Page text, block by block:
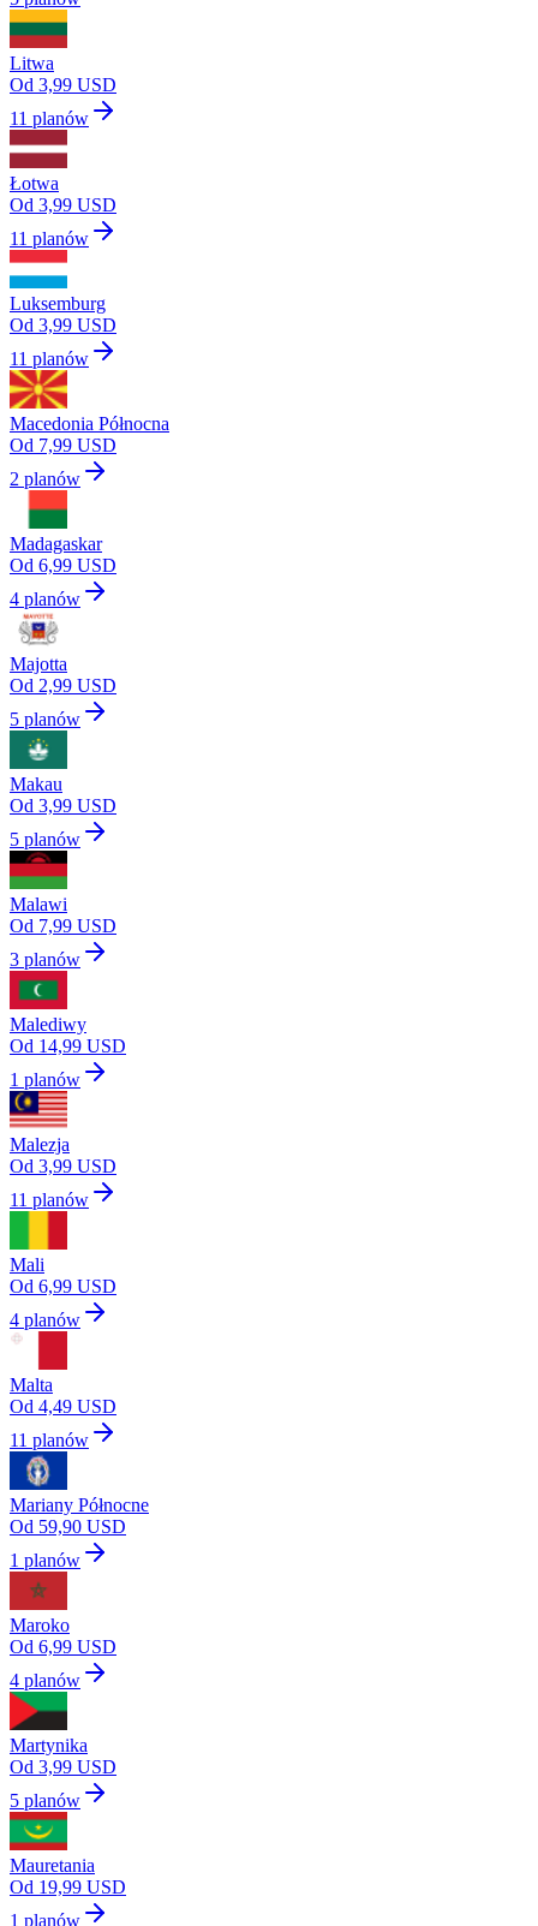
Litwa
Od 3,99 USD
11 planów
Łotwa
Od 3,99 USD
11 planów
Luksemburg
Od 3,99 USD
11 planów
Macedonia Północna
Od 7,99 USD
2 planów
Madagaskar
Od 6,99 USD
4 planów
Majotta
Od 2,99 USD
5 planów
Makau
Od 3,99 USD
5 planów
Malawi
Od 7,99 USD
3 planów
Malediwy
Od 14,99 USD
1 planów
Malezja
Od 3,99 USD
11 planów
Mali
Od 6,99 USD
4 planów
Malta
Od 4,49 USD
11 planów
Mariany Północne
Od 59,90 USD
1 planów
Maroko
Od 6,99 USD
4 planów
Martynika
Od 3,99 USD
5 planów
Mauretania
Od 19,99 USD
1 planów